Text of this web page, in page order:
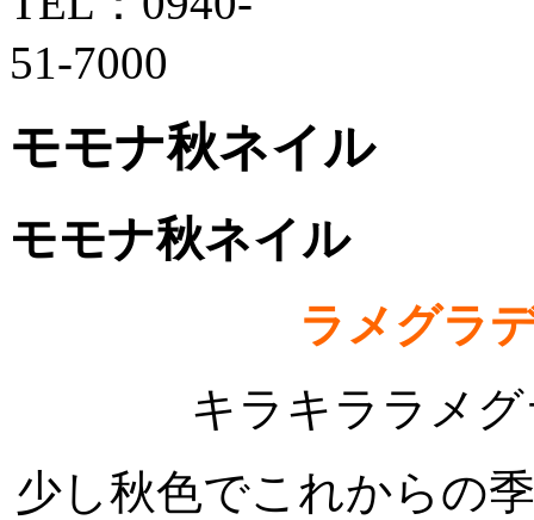
モモナ秋ネイル
モモナ秋ネイル
ラメグラ
キラキララメ
少し秋色でこれからの